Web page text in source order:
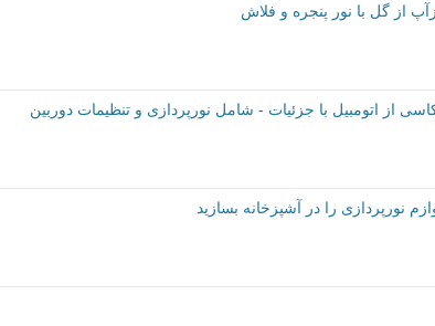
از گل با نور پنجره و فلاش
از اتومبیل با جزئیات - شامل نورپردازی و تنظیمات دوربین
نورپردازی را در آشپزخانه بسازید